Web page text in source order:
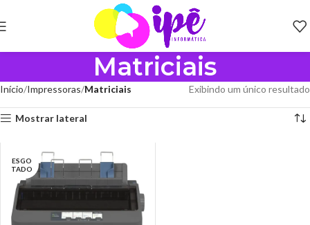
Matriciais
Início Impressoras Matriciais Exibindo um único resultado
Mostrar lateral
ESGO
TADO